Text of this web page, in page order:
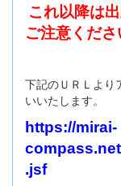
これ以降は
ご注意くださ
下記のＵＲＬより
いいたします。
https://mirai-
.jsf